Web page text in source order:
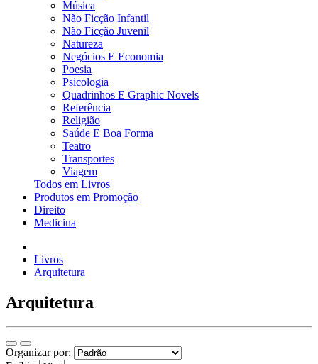
Música
Não Ficção Infantil
Não Ficção Juvenil
Natureza
Negócios E Economia
Poesia
Psicologia
Quadrinhos E Graphic Novels
Referência
Religião
Saúde E Boa Forma
Teatro
Transportes
Viagem
Todos em Livros
Produtos em Promoção
Direito
Medicina
Livros
Arquitetura
Arquitetura
Organizar por: